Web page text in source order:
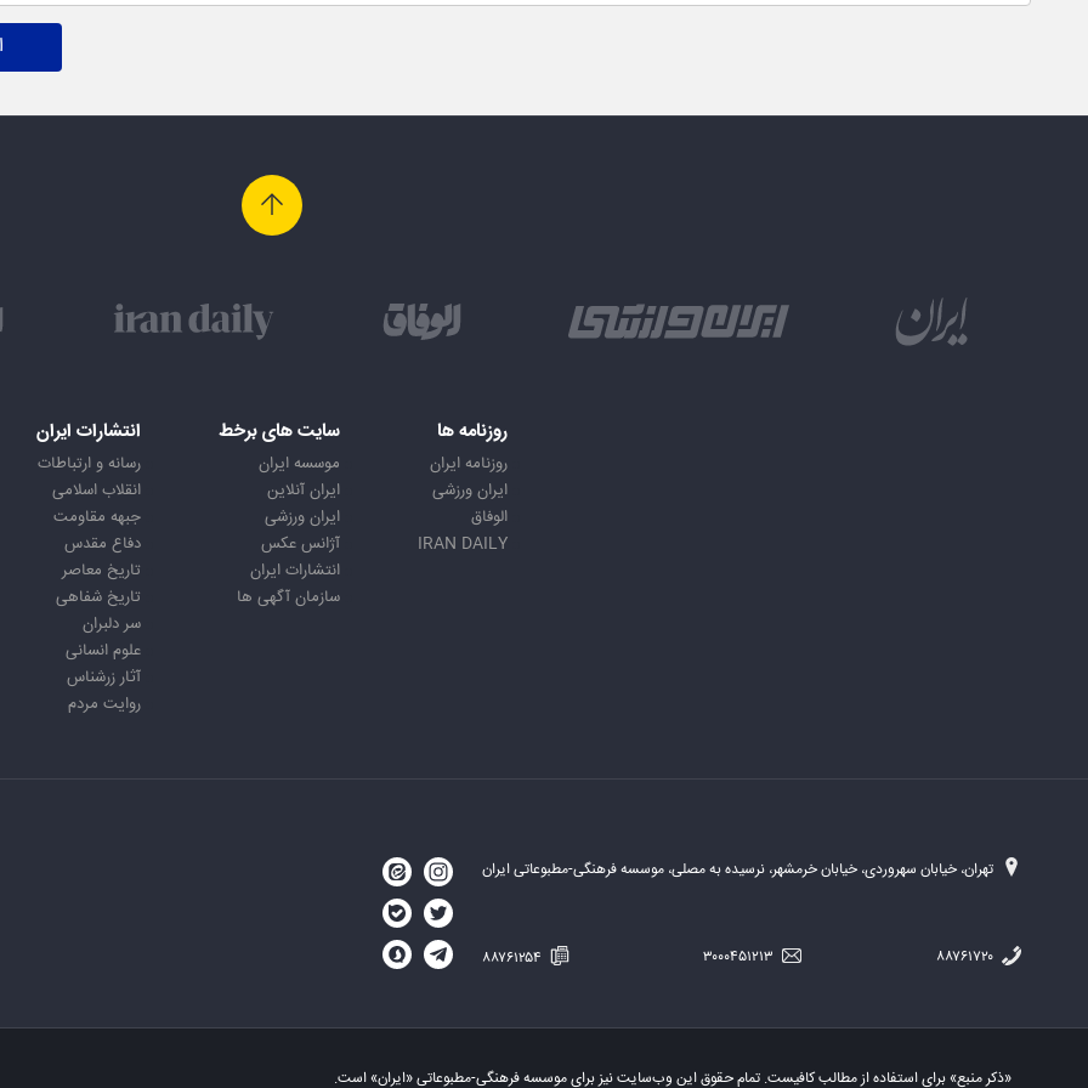
روزنامه ها
روزنامه ایران
ایران ورزشی
الوفاق
IRAN DAILY
سایت های برخط
موسسه ایران
ایران آنلاین
ایران ورزشی
آژانس عکس
انتشارات ایران
سازمان آگهی ها
انتشارات ایران
رسانه و ارتباطات
انقلاب اسلامی
جبهه مقاومت
دفاع مقدس
تاریخ معاصر
تاریخ شفاهی
سر دلبران
علوم انسانی
آثار زرشناس
روایت مردم
تهران، خیابان سهروردی، خیابان خرمشهر، نرسیده به مصلی، موسسه فرهنگی-مطبوعاتی ایران
«ذکر منبع» برای استفاده از مطالب کافیست. تمام حقوق این وب‌سایت نیز برای موسسه فرهنگی-مطبوعاتی «ایران» است.